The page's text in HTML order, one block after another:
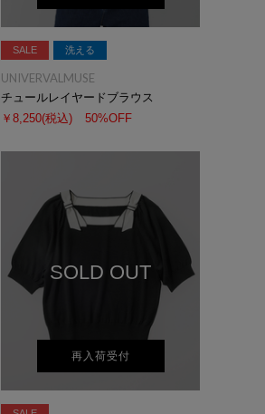
SALE 洗える
UNIVERVALMUSE
チュールレイヤードブラウス
￥8,250(税込) 50%OFF
SOLD OUT
再入荷受付